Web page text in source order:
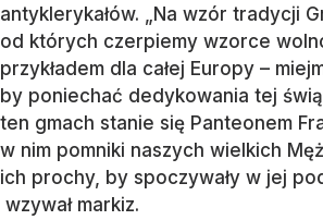
antyklerykałów. „Na wzór tradycji
od których czerpiemy wzorce
przykładem dla całej Europy –
by poniechać dedykowania tej
ten gmach stanie się Panteonem
w nim pomniki naszych wielkich
ich prochy, by spoczywały w jej
wzywał markiz.